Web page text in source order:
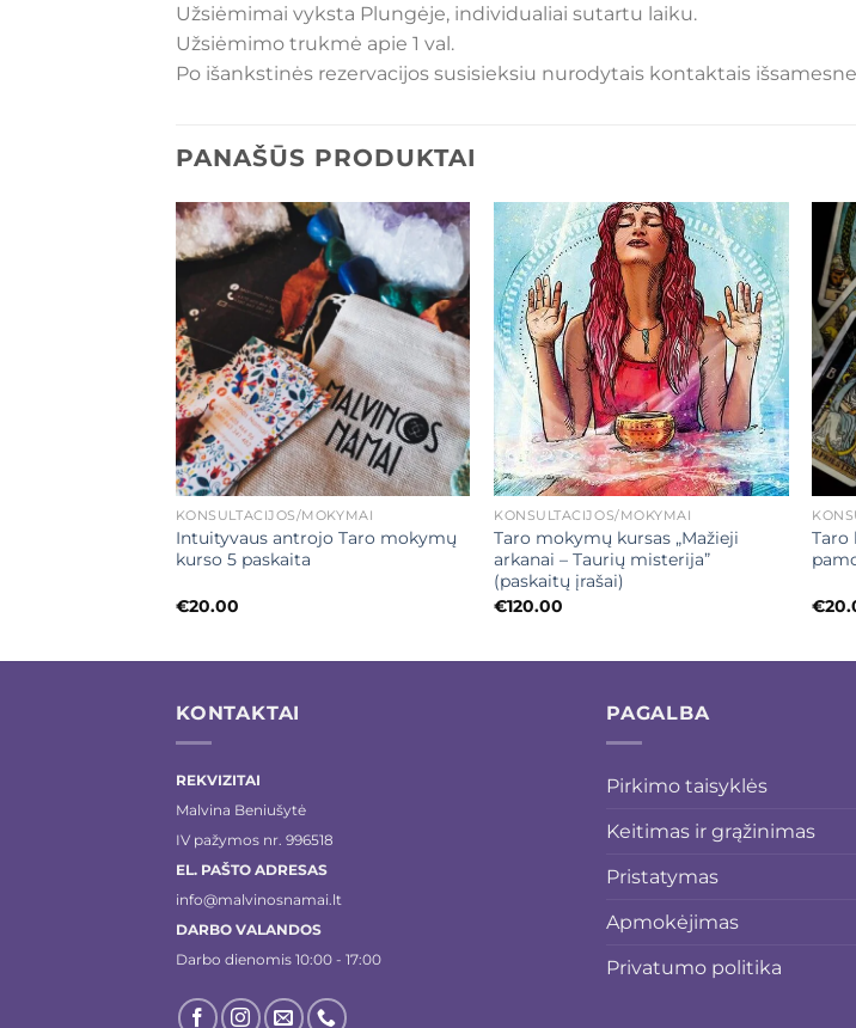
Užsiėmimai vyksta Plungėje, individualiai sutartu laiku.
Užsiėmimo trukmė apie 1 val.
Po išankstinės rezervacijos susisieksiu nurodytais kontaktais
PANAŠŪS PRODUKTAI
Mėgstamiausias
+
KONSULTACIJOS/MOKYMAI
Intuityvaus antrojo Taro mokymų
kurso 5 paskaita
€20.00
Mėgstamiausias
+
KONSULTACIJOS/MOKYMAI
Taro mokymų kursas „Mažieji
arkanai – Taurių misterija”
(paskaitų įrašai)
€120.00
+
Taro
€
KONTAKTAI
REKVIZITAI
Malvina Beniušytė
IV pažymos nr. 996518
EL. PAŠTO ADRESAS
info@malvinosnamai.lt
DARBO VALANDOS
Darbo dienomis 10:00 - 17:00
PAGALBA
Pirkimo taisyklės
Keitimas ir grąžinimas
Pristatymas
Apmokėjimas
Privatumo politika